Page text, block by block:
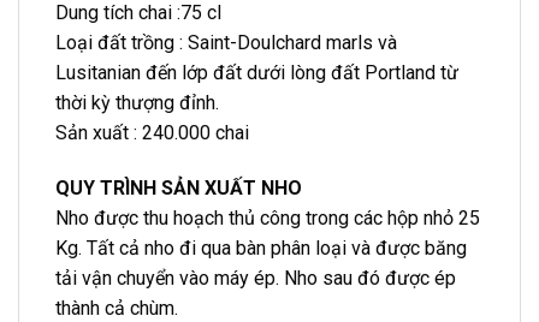
Dung tích chai :75 cl
Loại đất trồng : Saint-Doulchard marls và
Lusitanian đến lớp đất dưới lòng đất Portland từ
thời kỳ thượng đỉnh.
Sản xuất : 240.000 chai
QUY TRÌNH SẢN XUẤT NHO
Nho được thu hoạch thủ công trong các hộp nhỏ 25
Kg. Tất cả nho đi qua bàn phân loại và được băng
tải vận chuyển vào máy ép. Nho sau đó được ép
thành cả chùm.